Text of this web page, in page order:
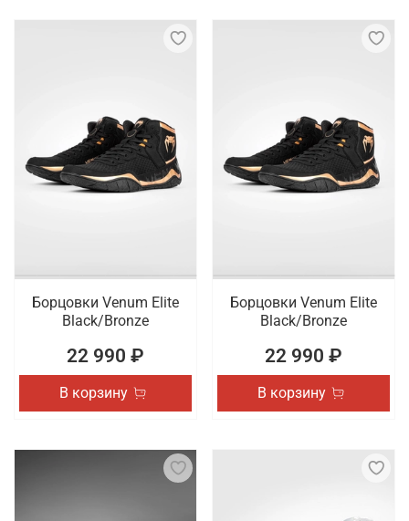
Борцовки Venum Elite
Black/Bronze
22 990 ₽
В корзину
Борцовки Venum Elite
Black/Bronze
22 990 ₽
В корзину